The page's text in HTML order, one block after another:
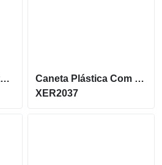
Caneta Plastica Customizada Com Carga Azul E Tampa Removivel X13629 Cs
Caneta Plástica Com Marca Texto, Contém Detalhe Emborrachado E Tampa Protetora
XER2037